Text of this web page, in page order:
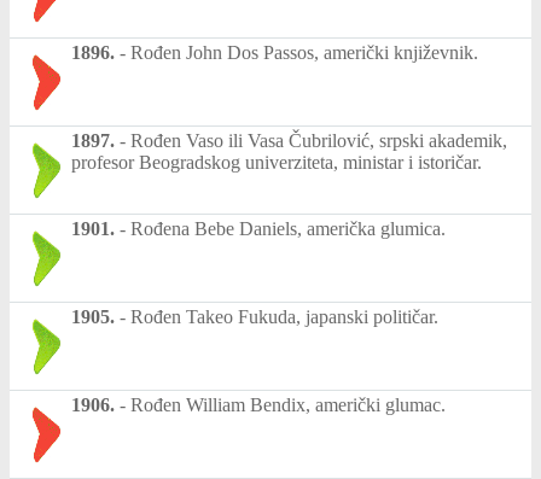
1896. - Rođen John Dos Passos, američki književnik.
1897. - Rođen Vaso ili Vasa Čubrilović, srpski akademik,
profesor Beogradskog univerziteta, ministar i istoričar.
1901. - Rođena Bebe Daniels, američka glumica.
1905. - Rođen Takeo Fukuda, japanski političar.
1906. - Rođen William Bendix, američki glumac.